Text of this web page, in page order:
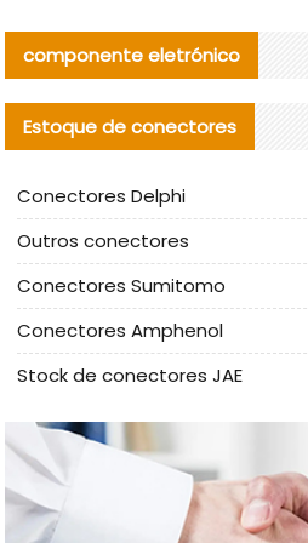
componente eletrónico
Estoque de conectores
Conectores Delphi
Outros conectores
Conectores Sumitomo
Conectores Amphenol
Stock de conectores JAE